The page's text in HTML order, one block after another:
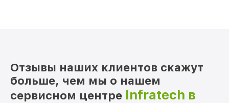
Отзывы наших клиентов скажут
больше, чем мы о нашем
сервисном центре Infratech в